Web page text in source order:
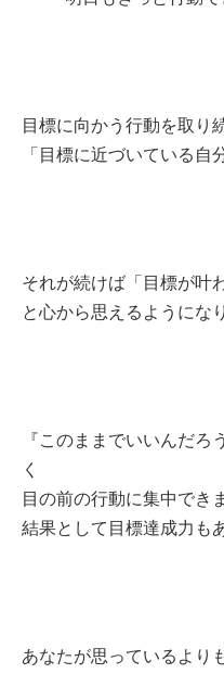
目標に向かう行動を取り
「目標に近づいている自
それが続けば「目標が叶
と心から思えるようにな
『このままでいいんだ
く
目の前の行動に集中でき
結果として目標達成力も
あなたが思っているより